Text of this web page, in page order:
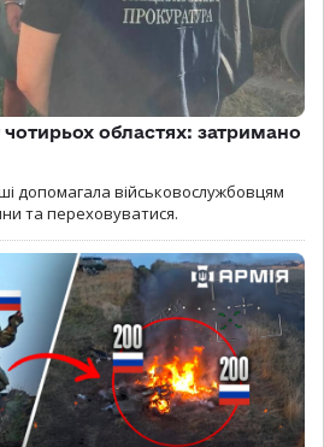
областях: затримано
допомагала військовослужбовцям
та переховуватися.